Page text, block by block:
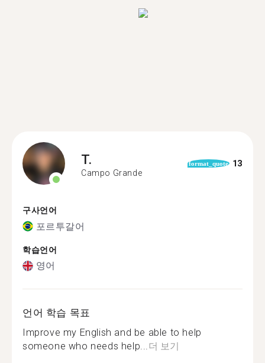
T.
Campo Grande
format_quote 13
구사언어
포르투갈어
학습언어
영어
언어 학습 목표
Improve my English and be able to help
someone who needs help...더 보기